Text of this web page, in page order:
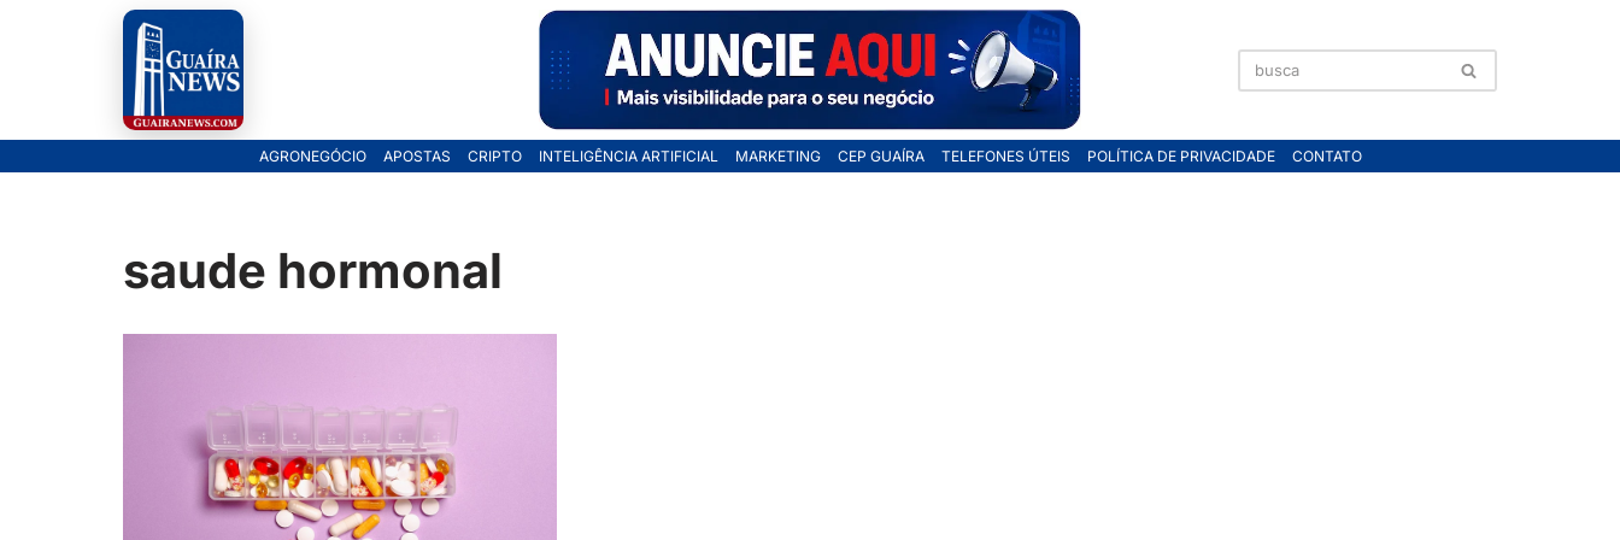
AGRONEGÓCIO APOSTAS CRIPTO INTELIGÊNCIA ARTIFICIAL MARKETING CEP GUAÍRA TELEFONES ÚTEIS POLÍTICA DE PRIVACIDADE CONTATO
saude hormonal